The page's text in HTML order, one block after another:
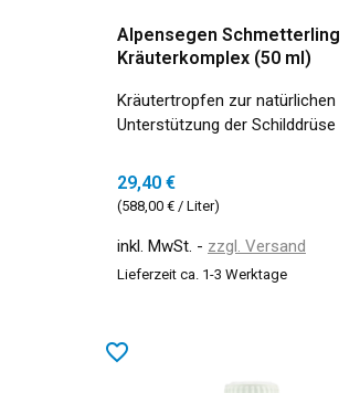
Alpensegen Schmetterling
Kräuterkomplex (50 ml)
Kräutertropfen zur natürlichen
Unterstützung der Schilddrüse
29,40 €
(588,00 € / Liter)
inkl. MwSt. zzgl. Versand
Lieferzeit ca. 1-3 Werktage
favorite_border